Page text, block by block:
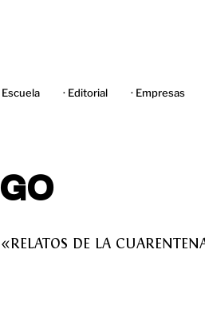
Escuela · Editorial · Empresas
DE LA